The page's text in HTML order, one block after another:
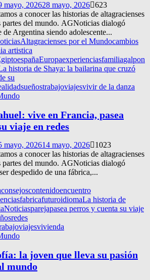
mayo, 202628 mayo, 2026 623
a conocer las historias de altagracienses
partes del mundo. AGNoticias dialogó
de Argentina siendo adolescente...
Altagracienses por el Mundocambios
artistica
españaEuropaexperienciasfamiliagalpon
historia de Shaya: la bailarina que cruzó
su
sueñostrabajoviajesvivir de la danza
vive en Francia, pasea
viaje en redes
mayo, 202614 mayo, 2026
1023
a conocer las historias de altagracienses
partes del mundo. AGNoticias dialogó
despedido de una fábrica,...
consejoscontenidoencuentro
fabricafuturoidiomaLa historia de
Noticiasparejapasea perros y cuenta su viaje
redes
viajesvivienda
la joven que lleva su pasión
mundo